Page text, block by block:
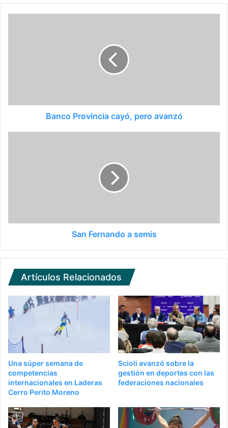
Banco Provincia cayó, pero avanzó
San Fernando a semis
Artículos Relacionados
Una súper semana de
competencias
internacionales en Laderas
Cerro Perito Moreno
Scioli avanzó sobre la
gestión en deportes con las
federaciones nacionales